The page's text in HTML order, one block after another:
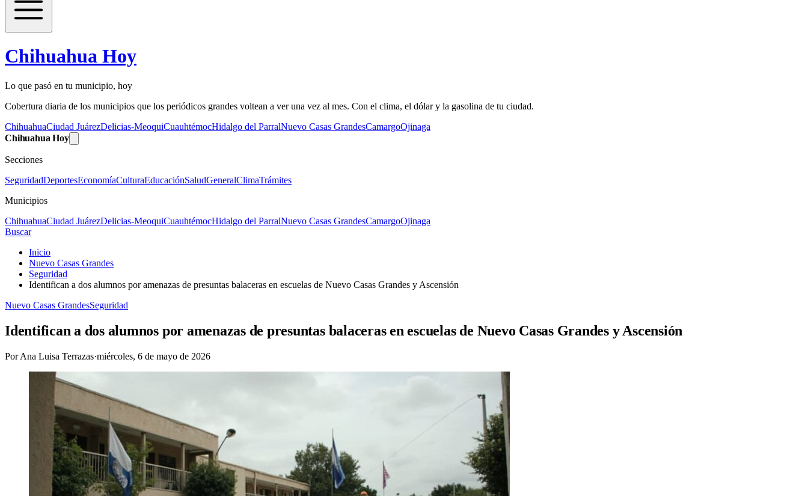
Chihuahua Hoy
Lo que pasó en tu municipio, hoy
Cobertura diaria de los municipios que los periódicos grandes voltean a ver una vez al mes. Con el clima, el dólar y la gasolina de tu ciudad.
ChihuahuaCiudad JuárezDelicias-MeoquiCuauhtémocHidalgo del ParralNuevo Casas GrandesCamargoOjinaga
Chihuahua Hoy
Secciones
SeguridadDeportesEconomíaCulturaEducaciónSaludGeneralClimaTrámites
Municipios
ChihuahuaCiudad JuárezDelicias-MeoquiCuauhtémocHidalgo del ParralNuevo Casas GrandesCamargoOjinaga
Buscar
Inicio
Nuevo Casas Grandes
Seguridad
Identifican a dos alumnos por amenazas de presuntas balaceras en escuelas de Nuevo Casas Grandes y Ascensión
Nuevo Casas GrandesSeguridad
Identifican a dos alumnos por amenazas de presuntas balaceras en escuelas de Nuevo Casas Grandes y Ascensión
PorAna Luisa Terrazas·miércoles, 6 de mayo de 2026